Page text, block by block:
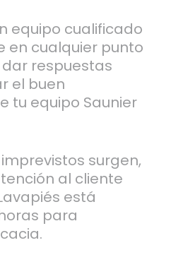
equipo cualificado
en cualquier punto
respuestas
el buen
tu equipo Saunier
surgen,
al cliente
está
para